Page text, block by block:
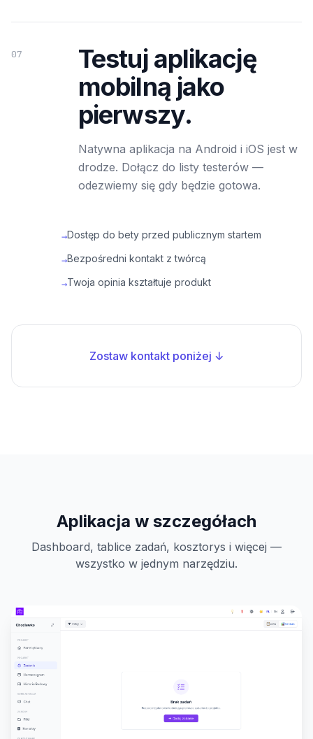
07
Testuj aplikację
mobilną jako
pierwszy.
Natywna aplikacja na Android i iOS jest w
drodze. Dołącz do listy testerów —
odezwiemy się gdy będzie gotowa.
→Dostęp do bety przed publicznym startem
→Bezpośredni kontakt z twórcą
→Twoja opinia kształtuje produkt
Zostaw kontakt poniżej ↓
Aplikacja w szczegółach
Dashboard, tablice zadań, kosztorys i więcej —
wszystko w jednym narzędziu.